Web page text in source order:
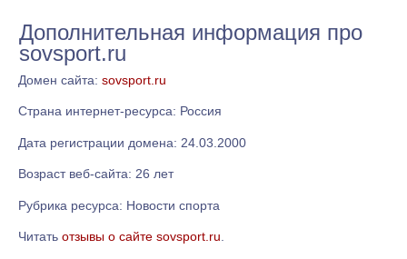
Дополнительная информация про
sovsport.ru
Домен сайта: sovsport.ru
Страна интернет-ресурса: Россия
Дата регистрации домена: 24.03.2000
Возраст веб-сайта: 26 лет
Рубрика ресурса: Новости спорта
Читать отзывы о сайте sovsport.ru